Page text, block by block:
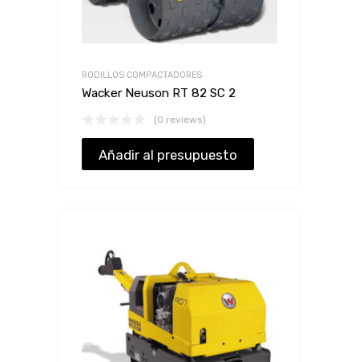
RODILLOS COMPACTADORES
Wacker Neuson RT 82 SC 2
(0 reviews)
Añadir al presupuesto